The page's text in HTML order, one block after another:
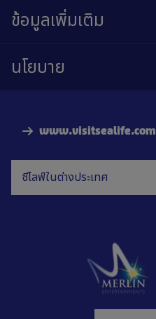
www.visitsealife.com
ซีไลฟ์ในต่างประเทศ
ข้อมูลเพิ่มเติม
นโยบาย